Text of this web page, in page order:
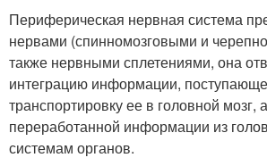
Периферическая нервная система
нервами (спинномозговыми и
также нервными сплетениями, она
интеграцию информации,
транспортировку ее в головной мозг,
переработанной информации из
системам органов.